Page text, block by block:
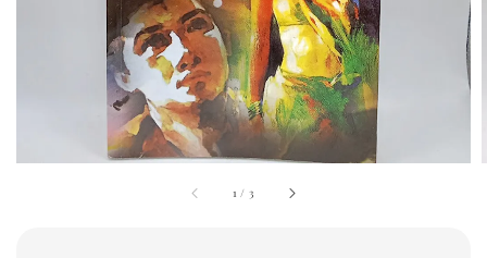
1 / 3